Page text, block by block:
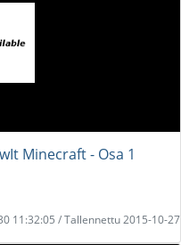
Minecraft - Osa 1
11:32:05 / Tallennettu 2015-10-27